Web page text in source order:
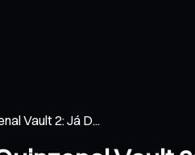
Vault 2: Já D...